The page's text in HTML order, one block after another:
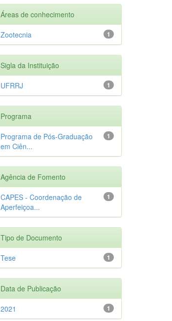
Áreas de conhecimento
1
Zootecnia
Sigla da Instituição
1
UFRRJ
Programa
1
Programa de Pós-Graduação
em Ciên...
Agência de Fomento
1
CAPES - Coordenação de
Aperfeiçoa...
Tipo de Documento
1
Tese
Data de Publicação
1
2021